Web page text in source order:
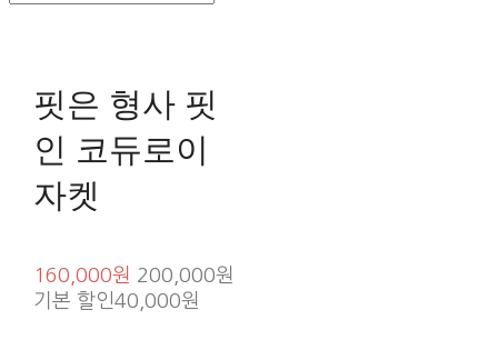
핏은 형사 핏
인 코듀로이
자켓
160,000원 200,000원
기본 할인40,000원